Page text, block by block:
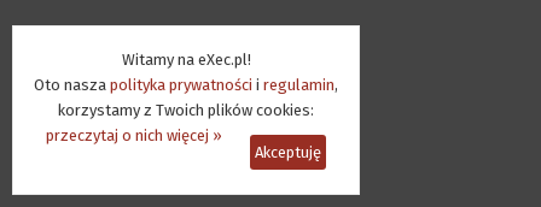
Witamy na eXec.pl!
Oto nasza polityka prywatności i regulamin,
korzystamy z Twoich plików cookies:
przeczytaj o nich więcej »
Akceptuję